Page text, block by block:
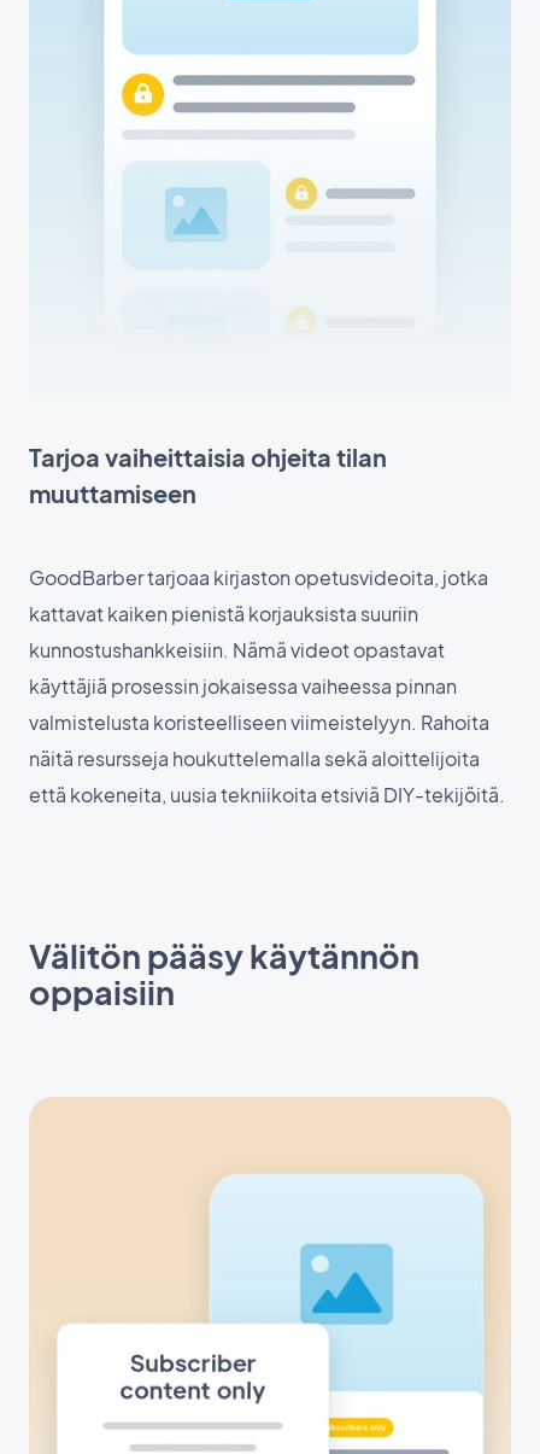
Tarjoa vaiheittaisia ohjeita tilan
muuttamiseen
GoodBarber tarjoaa kirjaston opetusvideoita, jotka
kattavat kaiken pienistä korjauksista suuriin
kunnostushankkeisiin. Nämä videot opastavat
käyttäjiä prosessin jokaisessa vaiheessa pinnan
valmistelusta koristeelliseen viimeistelyyn. Rahoita
näitä resursseja houkuttelemalla sekä aloittelijoita
että kokeneita, uusia tekniikoita etsiviä DIY-tekijöitä.
Välitön pääsy käytännön
oppaisiin